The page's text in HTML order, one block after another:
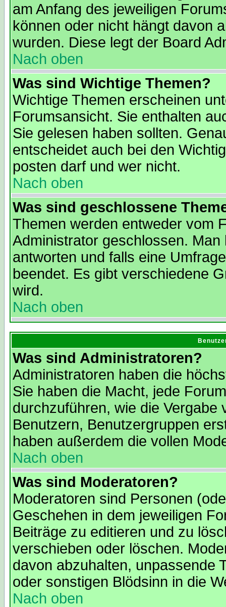
am Anfang des jeweiligen
können oder nicht hängt davon
wurden. Diese legt der Board
Nach oben
Was sind Wichtige Themen?
Wichtige Themen erscheinen
Forumsansicht. Sie enthalten
Sie gelesen haben sollten.
entscheidet auch bei den
posten darf und wer nicht.
Nach oben
Was sind geschlossene
Themen werden entweder vom
Administrator geschlossen.
antworten und falls eine
beendet. Es gibt verschiedene
wird.
Nach oben
Was sind Administratoren?
Administratoren haben die
Sie haben die Macht, jede
durchzuführen, wie die
Benutzern, Benutzergruppen
haben außerdem die vollen
Nach oben
Was sind Moderatoren?
Moderatoren sind Personen
Geschehen in dem jeweiligen
Beiträge zu editieren und zu
verschieben oder löschen.
davon abzuhalten, unpassende
oder sonstigen Blödsinn in die
Nach oben